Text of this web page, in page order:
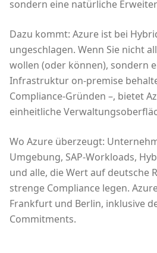
sondern eine natürliche
Dazu kommt: Azure ist bei
ungeschlagen. Wenn Sie nicht
wollen (oder können), sondern
Infrastruktur on-premise
Compliance-Gründen –, bietet
einheitliche
Wo Azure überzeugt:
Umgebung, SAP-Workloads,
und alle, die Wert auf deutsche
strenge Compliance legen.
Frankfurt und Berlin, inklusive
Commitments.